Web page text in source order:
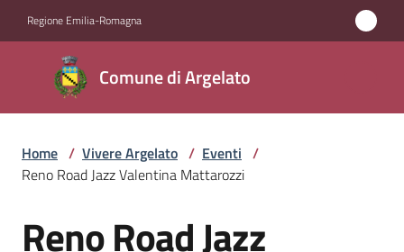
Regione Emilia-Romagna
Comune di Argelato
Comune
di
Argelato
Novità
Home / Vivere Argelato / Eventi /
Reno Road Jazz Valentina Mattarozzi
Salta al contenuto
Reno Road Jazz